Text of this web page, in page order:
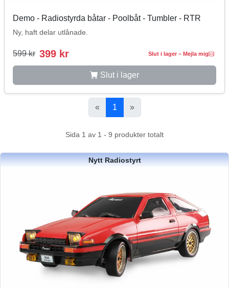
Demo - Radiostyrda båtar - Poolbåt - Tumbler - RTR
Ny, haft delar utlånade.
599 kr 399 kr Slut i lager – Mejla mig
Slut i lager
« 1 »
Sida 1 av 1 - 9 produkter totalt
Nytt Radiostyrt